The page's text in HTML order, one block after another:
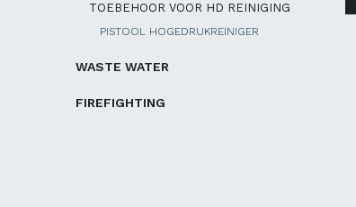
TOEBEHOOR VOOR HD REINIGING
PISTOOL HOGEDRUKREINIGER
WASTE WATER
FIREFIGHTING